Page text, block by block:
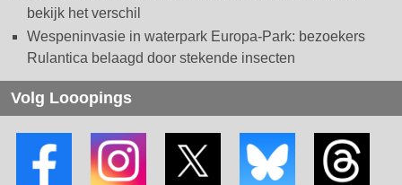
bekijk het verschil
Wespeninvasie in waterpark Europa-Park: bezoekers
Rulantica belaagd door stekende insecten
Volg Looopings